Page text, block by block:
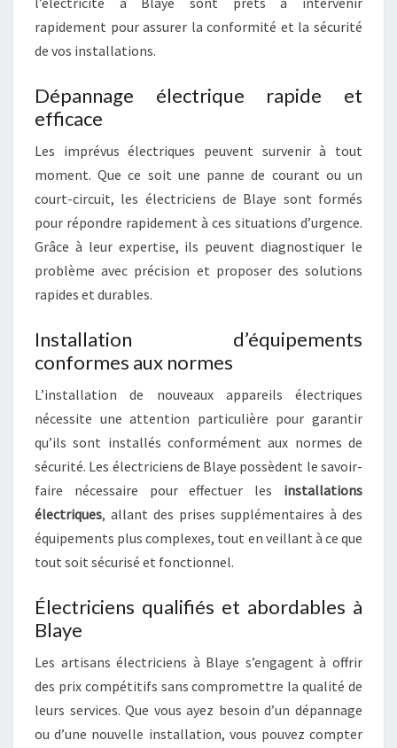
rapidement pour assurer la conformité et la sécurité
de vos installations.
Dépannage électrique rapide et
efficace
Les imprévus électriques peuvent survenir à tout
moment. Que ce soit une panne de courant ou un
court-circuit, les électriciens de Blaye sont formés
pour répondre rapidement à ces situations d’urgence.
Grâce à leur expertise, ils peuvent diagnostiquer le
problème avec précision et proposer des solutions
rapides et durables.
Installation d’équipements
conformes aux normes
L’installation de nouveaux appareils électriques
nécessite une attention particulière pour garantir
qu’ils sont installés conformément aux normes de
sécurité. Les électriciens de Blaye possèdent le savoir-
faire nécessaire pour effectuer les installations
électriques, allant des prises supplémentaires à des
équipements plus complexes, tout en veillant à ce que
tout soit sécurisé et fonctionnel.
Électriciens qualifiés et abordables à
Blaye
Les artisans électriciens à Blaye s’engagent à offrir
des prix compétitifs sans compromettre la qualité de
leurs services. Que vous ayez besoin d’un dépannage
ou d’une nouvelle installation, vous pouvez compter